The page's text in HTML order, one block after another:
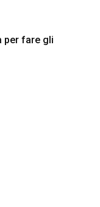
per fare gli